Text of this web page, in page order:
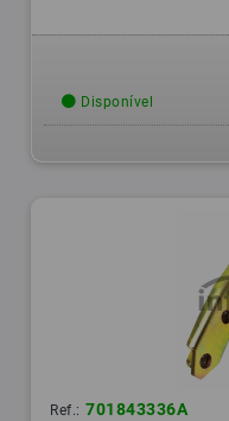
Disponível
Ref.: 701843336A